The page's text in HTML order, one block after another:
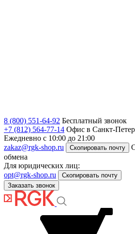
8 (800) 551-64-92 Бесплатный звонок
+7 (812) 564-77-14 Офис в Санкт-
Ежедневно с 10:00 до 21:00
zakaz@rgk-shop.ru
Скопировать почту
обмена
Для юридических лиц:
opt@rgk-shop.ru
Скопировать почту
Заказать звонок